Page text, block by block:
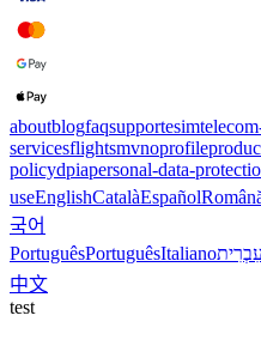
aboutblogfaqsupportesim
servicesflightsmvnoprofile
policydpiapersonal-data-
useEnglishCatalàEspañol
국어
PortuguêsPortuguêsItalianoעִבְרִית
中文
test